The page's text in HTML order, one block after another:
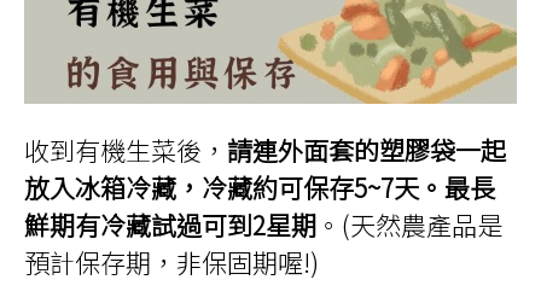
收到有機生菜後， 請連外面套的塑膠袋一起
放入冰箱冷藏，冷藏約可保存5~7天。最長
鮮期有冷藏試過可到2星期 。 (天然農產品是
預計保存期，非保固期喔!)